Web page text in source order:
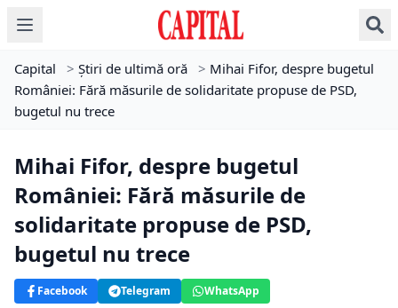
Capital > Știri de ultimă oră > Mihai Fifor, despre bugetul
României: Fără măsurile de solidaritate propuse de PSD,
bugetul nu trece
Mihai Fifor, despre bugetul
României: Fără măsurile de
solidaritate propuse de PSD,
bugetul nu trece
Facebook Telegram WhatsApp